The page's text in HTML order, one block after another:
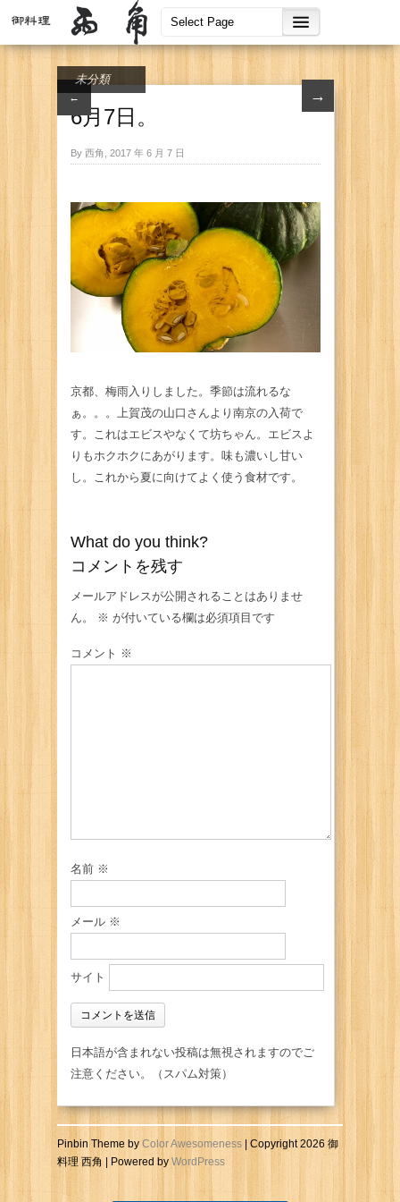
← →
未分類
6月7日。
By 西角, 2017 年 6 月 7 日
京都、梅雨入りしました。季節は流れるな
ぁ。。。上賀茂の山口さんより南京の入荷で
す。これはエビスやなくて坊ちゃん。エビスよ
りもホクホクにあがります。味も濃いし甘い
し。これから夏に向けてよく使う食材です。
What do you think?
コメントを残す
メールアドレスが公開されることはありませ
ん。
※ が付いている欄は必須項目です
コメント ※
名前 ※
メール ※
サイト
日本語が含まれない投稿は無視されますのでご
注意ください。（スパム対策）
Pinbin Theme byColor Awesomeness | Copyright 2026 御
料理 西角 | Powered byWordPress